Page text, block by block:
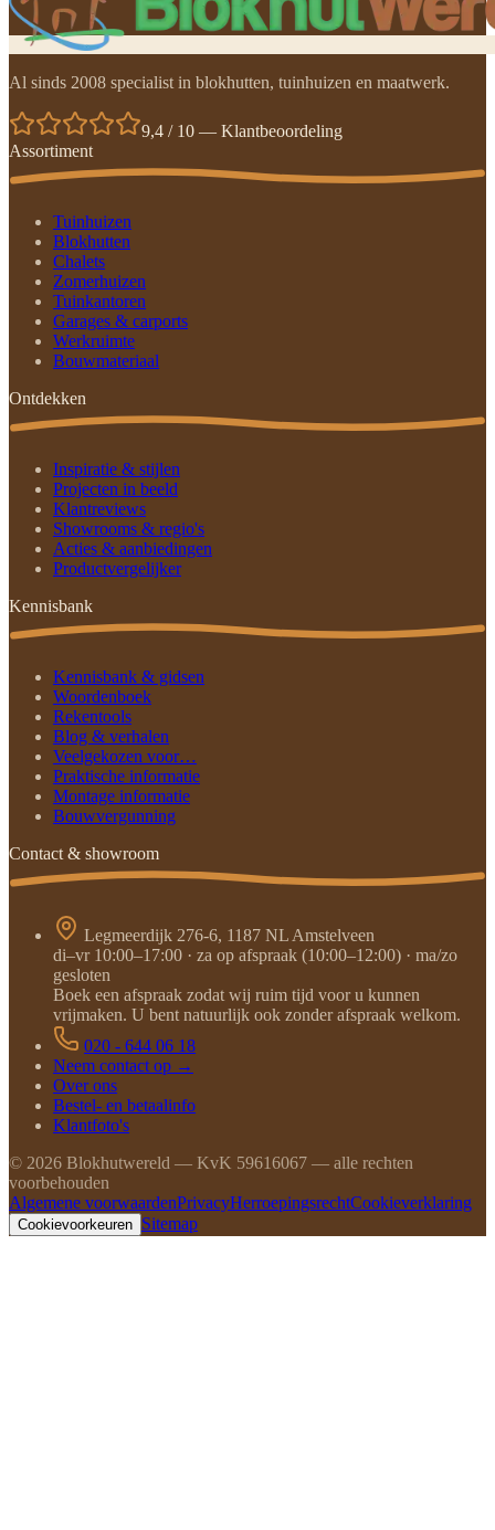
Al sinds 2008 specialist in blokhutten, tuinhuizen en maatwerk.
9,4 / 10 — Klantbeoordeling
Assortiment
Tuinhuizen
Blokhutten
Chalets
Zomerhuizen
Tuinkantoren
Garages & carports
Werkruimte
Bouwmateriaal
Ontdekken
Inspiratie & stijlen
Projecten in beeld
Klantreviews
Showrooms & regio's
Acties & aanbiedingen
Productvergelijker
Kennisbank
Kennisbank & gidsen
Woordenboek
Rekentools
Blog & verhalen
Veelgekozen voor…
Praktische informatie
Montage informatie
Bouwvergunning
Contact & showroom
Legmeerdijk 276-6, 1187 NL Amstelveen
di–vr 10:00–17:00 · za op afspraak (10:00–12:00) · ma/zo
gesloten
Boek een afspraak zodat wij ruim tijd voor u kunnen
vrijmaken. U bent natuurlijk ook zonder afspraak welkom.
020 - 644 06 18
Neem contact op →
Over ons
Bestel- en betaalinfo
Klantfoto's
© 2026 Blokhutwereld — KvK 59616067 — alle rechten
voorbehouden
Algemene voorwaardenPrivacyHerroepingsrechtCookieverklaring
Cookievoorkeuren Sitemap